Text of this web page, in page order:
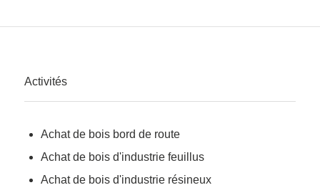
Activités
Achat de bois bord de route
Achat de bois d'industrie feuillus
Achat de bois d'industrie résineux